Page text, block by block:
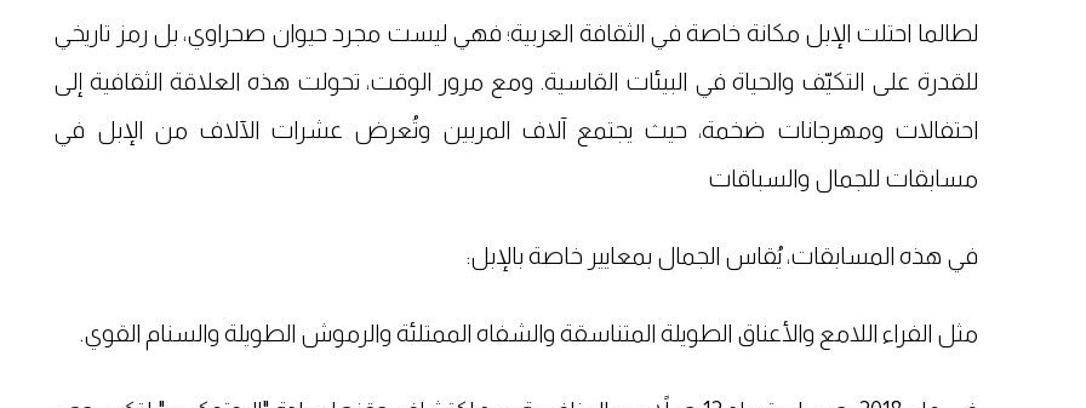
لطالما احتلت الإبل مكانة خاصة في الثقافة العربية؛ فهي ليست مجرد حيوان صحراوي، بل رمز تاريخي
للقدرة على التكيّف والحياة في البيئات القاسية. ومع مرور الوقت، تحولت هذه العلاقة الثقافية إلى
احتفالات ومهرجانات ضخمة، حيث يجتمع آلاف المربين وتُعرض عشرات الآلاف من الإبل في
مسابقات للجمال والسباقات
في هذه المسابقات، يُقاس الجمال بمعايير خاصة بالإبل:
مثل الفراء اللامع والأعناق الطويلة المتناسقة والشفاه الممتلئة والرموش الطويلة والسنام القوي.